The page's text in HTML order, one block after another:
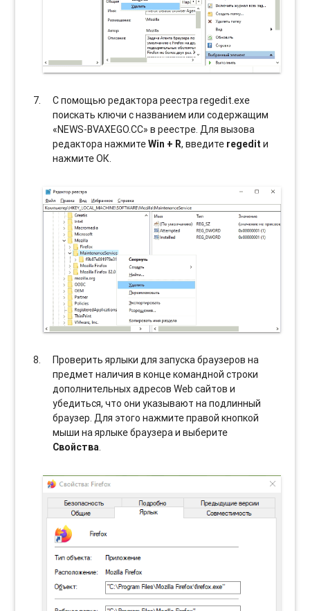
С помощью редактора реестра regedit.exe
поискать ключи с названием или содержащим
«NEWS-BVAXEGO.CC» в реестре. Для вызова
редактора нажмитеWin + R, введите regedit и
нажмите ОК.
Проверить ярлыки для запуска браузеров на
предмет наличия в конце командной строки
дополнительных адресов Web сайтов и
убедиться, что они указывают на подлинный
браузер. Для этого нажмите правой кнопкой
мыши на ярлыке браузера и выберите
Свойства.